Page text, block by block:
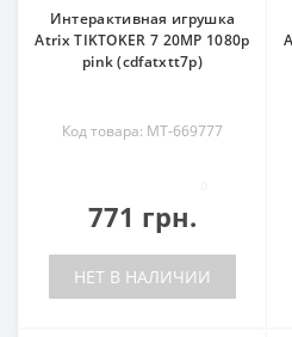
Интерактивная игрушка
Atrix TIKTOKER 7 20MP 1080p
pink (cdfatxtt7p)
Код товара: MT-669777
771 грн.
НЕТ В НАЛИЧИИ